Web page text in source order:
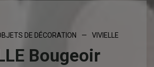
DE DÉCORATION — VIVIELLE
Bougeoir